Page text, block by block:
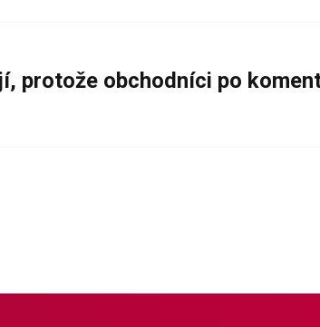
protože obchodníci po